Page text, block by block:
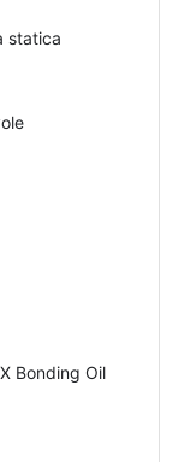
statica
Bonding Oil